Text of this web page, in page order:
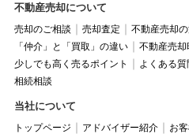
不動産売却について
売却のご相談 売却査定
不動産売却
「仲介」と「買取」の違い
不動産売却
少しでも高く売るポイント
よくある質
相続相談
当社について
トップページ アドバイザー紹介 お